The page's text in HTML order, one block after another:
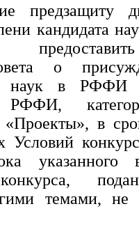
предзащиту
кандидата
о
наук в РФФИ
«Проекты», в
Условий
темами, не